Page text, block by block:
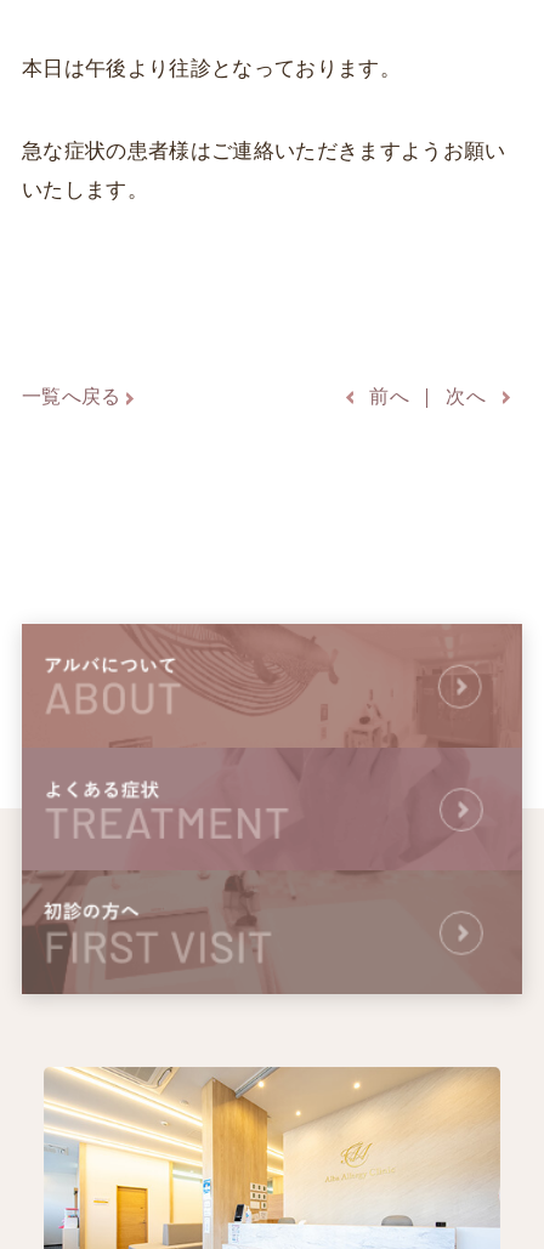
本日は午後より往診となっております。
急な症状の患者様はご連絡いただきますようお願い
いたします。
一覧へ戻る 前へ 次へ